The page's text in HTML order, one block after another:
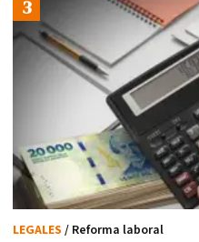
LEGALES / Reforma laboral